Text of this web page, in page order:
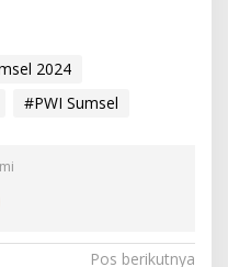
2024
#PWI Sumsel
Pos berikutnya